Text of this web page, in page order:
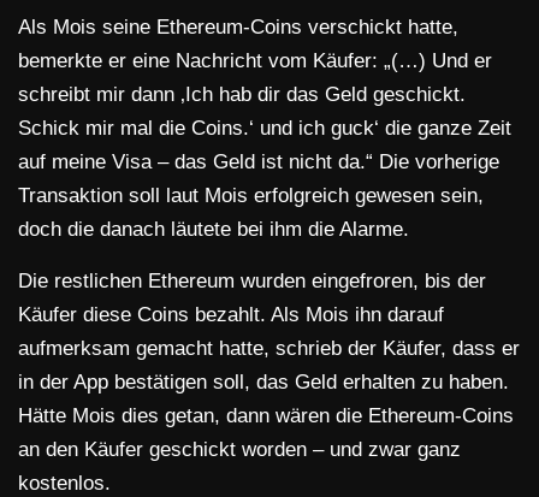
Als Mois seine Ethereum-Coins verschickt hatte,
bemerkte er eine Nachricht vom Käufer: „(…) Und er
schreibt mir dann ‚Ich hab dir das Geld geschickt.
Schick mir mal die Coins.‘ und ich guck‘ die ganze Zeit
auf meine Visa – das Geld ist nicht da.“ Die vorherige
Transaktion soll laut Mois erfolgreich gewesen sein,
doch die danach läutete bei ihm die Alarme.
Die restlichen Ethereum wurden eingefroren, bis der
Käufer diese Coins bezahlt. Als Mois ihn darauf
aufmerksam gemacht hatte, schrieb der Käufer, dass er
in der App bestätigen soll, das Geld erhalten zu haben.
Hätte Mois dies getan, dann wären die Ethereum-Coins
an den Käufer geschickt worden – und zwar ganz
kostenlos.